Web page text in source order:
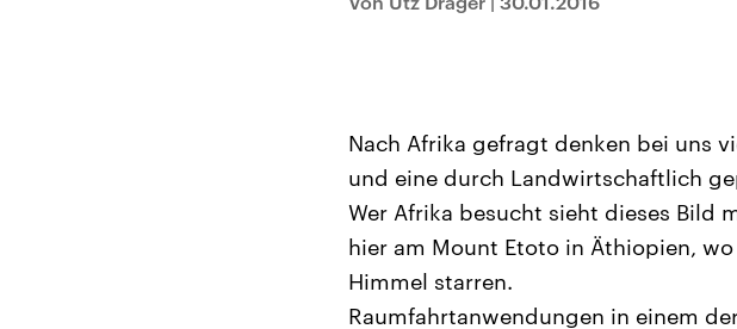
Hintergründe zu den
Nach Afrika gefragt denken bei uns
und eine durch Landwirtschaftlich
Wer Afrika besucht sieht dieses Bild
hier am Mount Etoto in Äthiopien,
Himmel starren.
Raumfahrtanwendungen in einem